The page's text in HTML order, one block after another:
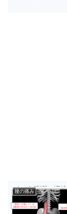
腰の痛み